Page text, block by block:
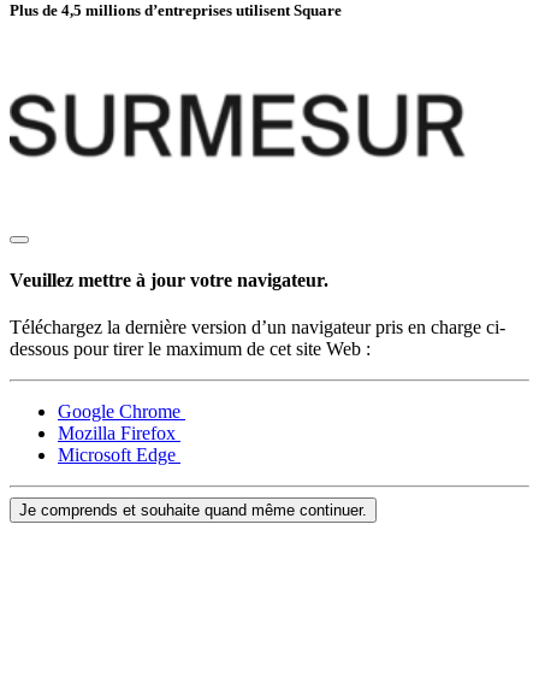
Plus de 4,5 millions d’entreprises utilisent Square
Veuillez mettre à jour votre navigateur.
Téléchargez la dernière version d’un navigateur pris en charge ci-
dessous pour tirer le maximum de cet site Web :
Google Chrome
Mozilla Firefox
Microsoft Edge
Je comprends et souhaite quand même continuer.